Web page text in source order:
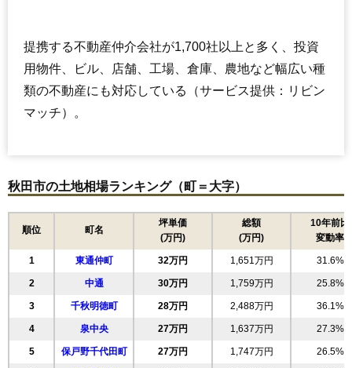
提携する不動産仲介会社が1,700社以上と多く、投資
用物件、ビル、店舗、工場、倉庫、農地など幅広い種
類の不動産にも対応している（サービス提供：リビン
マッチ）。
秋田市の土地相場ランキング（町＝大字）
順位 町名
坪単価
(万円)
総額
(万円)
10年前比
変動率
1 東通仲町 32万円 1,651万円 31.6%
2 中通 30万円 1,759万円 25.8%
3 千秋明徳町 28万円 2,488万円 36.1%
4 泉中央 27万円 1,637万円 27.3%
5 保戸野千代田町 27万円 1,747万円 26.5%